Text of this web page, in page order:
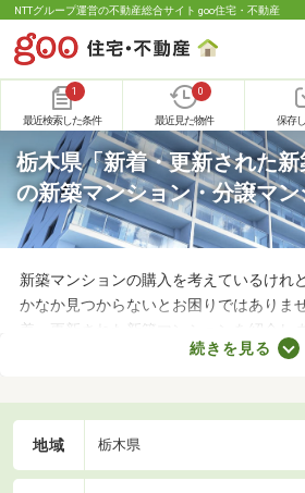
NTTグループ運営の不動産総合サイト goo住宅・不動産
1
最近検索した条件
0
最近見た物件 保存
栃木県「新着・更新された新
の新築マンション・分譲マ
新築マンションの購入を考えているけれ
かなか見つからないとお困りではありま
着・更新された新築マンションを紹介し
う物件がなかったとしても、新着・更新
から、家族にぴったりなマンションを見
続きを見る
地域 栃木県